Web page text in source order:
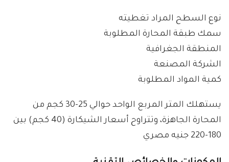
نوع السطح المراد تغطيته
سمك طبقة المحارة المطلوبة
المنطقة الجغرافية
الشركة المصنعة
كمية المواد المطلوبة
يستهلك المتر المربع الواحد حوالي 25-30 كجم من
المحارة الجاهزة، وتتراوح أسعار الشيكارة (40 كجم) بين
180-220 جنيه مصري